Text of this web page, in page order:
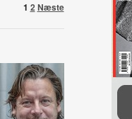
1 2 Næste